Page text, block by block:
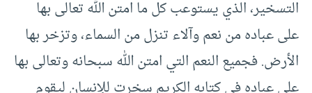
التسخير، الذي يستوعب كل ما امتن الله تعالى بها
على عباده من نعم وآلاء تنزل من السماء، وتزخر بها
الأرض. فجميع النعم التي امتن الله سبحانه وتعالى بها